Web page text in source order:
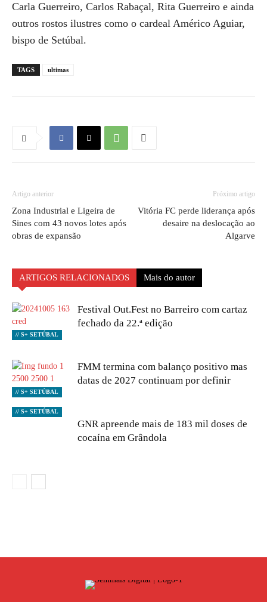
Carla Guerreiro, Carlos Rabaçal, Rita Guerreiro e ainda
outros rostos ilustres como o cardeal Américo Aguiar,
bispo de Setúbal.
TAGS ultimas
Artigo anterior
Zona Industrial e Ligeira de
Sines com 43 novos lotes após
obras de expansão
Próximo artigo
Vitória FC perde liderança após
desaire na deslocação ao
Algarve
ARTIGOS RELACIONADOS Mais do autor
// S+ SETÚBAL
Festival Out.Fest no Barreiro com cartaz
fechado da 22.ª edição
// S+ SETÚBAL
FMM termina com balanço positivo mas
datas de 2027 continuam por definir
// S+ SETÚBAL
GNR apreende mais de 183 mil doses de
cocaína em Grândola